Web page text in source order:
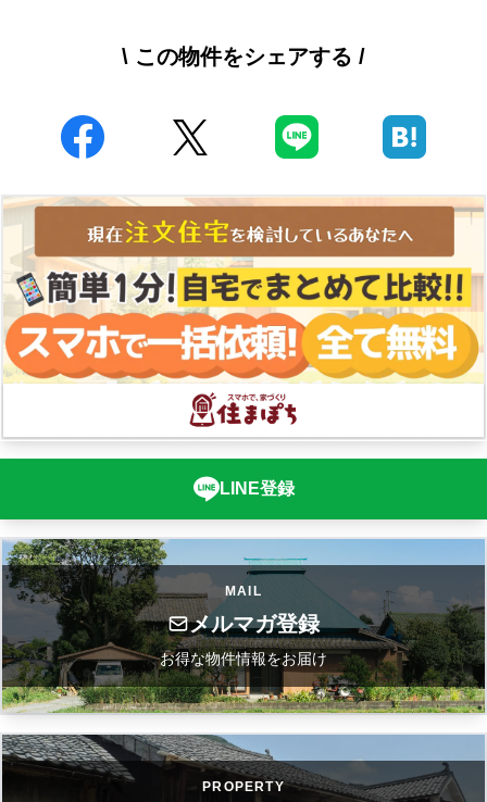
\ この物件をシェアする /
LINE登録
MAIL
メルマガ登録
お得な物件情報をお届け
PROPERTY